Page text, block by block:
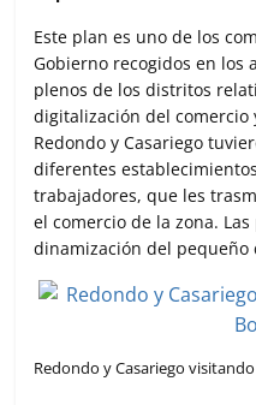
Este plan es uno de los
Gobierno recogidos en los
plenos de los distritos
digitalización del
Redondo y Casariego
diferentes
trabajadores, que les
el comercio de la zona.
dinamización del pequeño
Redondo y Casariego